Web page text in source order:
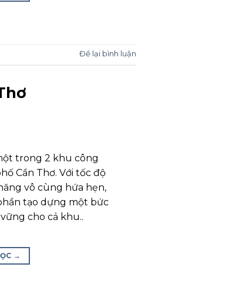
Để lại bình luận
trong 2 khu công
Cần Thơ. Với tốc độ
vô cùng hứa hẹn,
tạo dựng một bức
cho cả khu..
→